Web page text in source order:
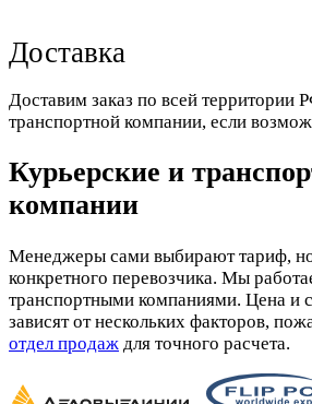
Доставка
Доставим заказ по всей
транспортной компании, если
Курьерские и
компании
Менеджеры сами выбирают тариф,
конкретного перевозчика. Мы
транспортными компаниями. Цена и
зависят от нескольких факторов,
отдел продаж для точного расчета.